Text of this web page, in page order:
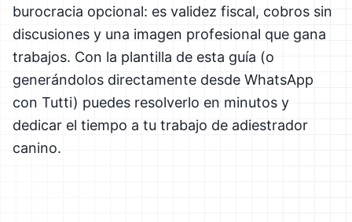
burocracia opcional: es validez fiscal, cobros sin
discusiones y una imagen profesional que gana
trabajos. Con la plantilla de esta guía (o
generándolos directamente desde WhatsApp
con Tutti) puedes resolverlo en minutos y
dedicar el tiempo a tu trabajo de adiestrador
canino.